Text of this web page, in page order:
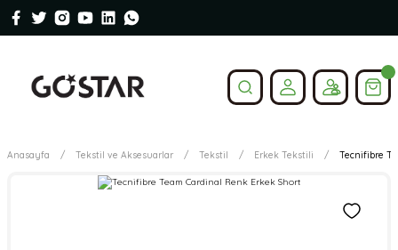
Anasayfa Tekstil ve Aksesuarlar Tekstil Erkek Tekstili Tecnifibre